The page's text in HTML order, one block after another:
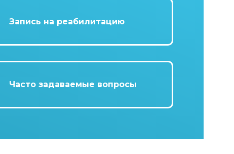
Запись на реабилитацию
Часто задаваемые вопросы